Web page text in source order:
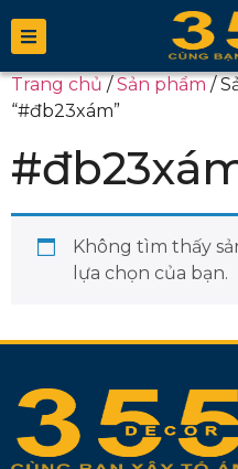
Trang chủ/Sản phẩm/
“#đb23xám”
Không tìm thấy
lựa chọn của bạn.